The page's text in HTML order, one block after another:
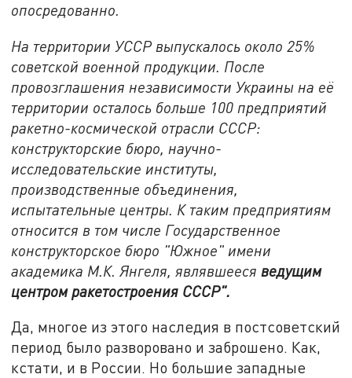
опосредованно.
На территории УССР выпускалось около 25%
советской военной продукции. После
провозглашения независимости Украины на её
территории осталось больше 100 предприятий
ракетно-космической отрасли СССР:
конструкторские бюро, научно-
исследовательские институты,
производственные объединения,
испытательные центры. К таким предприятиям
относится в том числе Государственное
конструкторское бюро "Южное" имени
академика М.К. Янгеля, являвшееся ведущим
центром ракетостроения СССР".
Да, многое из этого наследия в постсоветский
период было разворовано и заброшено. Как,
кстати, и в России. Но большие западные